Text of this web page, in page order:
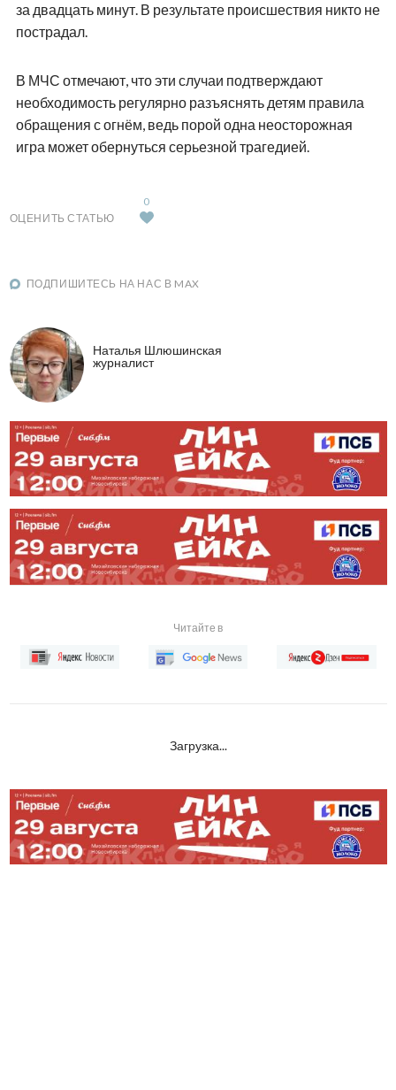
за двадцать минут. В результате происшествия никто не
пострадал.
В МЧС отмечают, что эти случаи подтверждают
необходимость регулярно разъяснять детям правила
обращения с огнём, ведь порой одна неосторожная
игра может обернуться серьезной трагедией.
ОЦЕНИТЬ СТАТЬЮ
0
ПОДПИШИТЕСЬ НА НАС В MAX
Наталья Шлюшинская
журналист
Читайте в
Загрузка...